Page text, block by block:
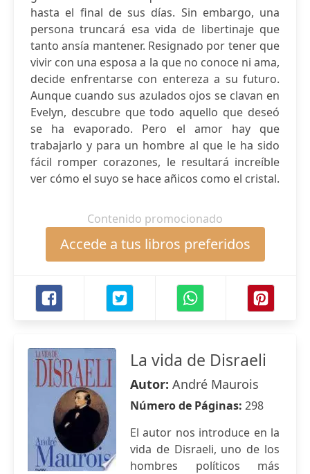
hasta el final de sus días. Sin embargo, una
persona truncará esa vida de libertinaje que
tanto ansía mantener. Resignado por tener que
vivir con una esposa a la que no conoce ni ama,
decide enfrentarse con entereza a su futuro.
Aunque cuando sus azulados ojos se clavan en
Evelyn, descubre que todo aquello que deseó
se ha evaporado. Pero el amor hay que
trabajarlo y para un hombre al que le ha sido
fácil romper corazones, le resultará increíble
ver cómo el suyo se hace añicos como el cristal.
Contenido promocionado
Accede a tus libros preferidos
La vida de Disraeli
Autor: André Maurois
Número de Páginas: 298
El autor nos introduce en la
vida de Disraeli, uno de los
hombres políticos más